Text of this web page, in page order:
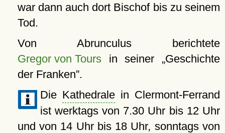
war dann auch dort Bischof bis zu seinem
Tod.
Von Abrunculus berichtete
Gregor von Toursin seiner
Geschichte
der Franken .
Die Kathedralein Clermont-Ferrand
ist werktags von 7.30 Uhr bis 12 Uhr
und von 14 Uhr bis 18 Uhr, sonntags von